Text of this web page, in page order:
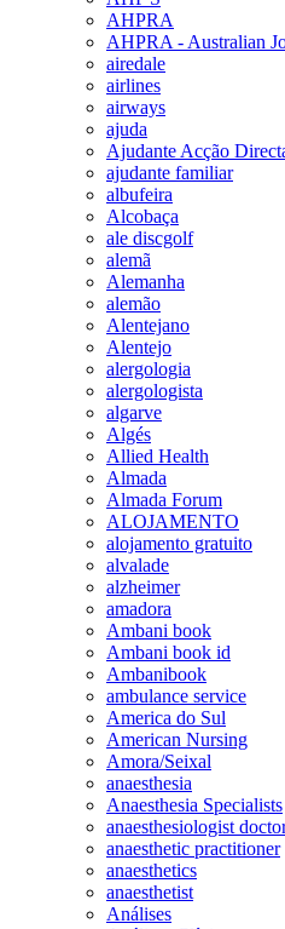
AHPRA
AHPRA - Australian
airedale
airlines
airways
ajuda
Ajudante Acção
ajudante familiar
albufeira
Alcobaça
ale discgolf
alemã
Alemanha
alemão
Alentejano
Alentejo
alergologia
alergologista
algarve
Algés
Allied Health
Almada
Almada Forum
ALOJAMENTO
alojamento gratuito
alvalade
alzheimer
amadora
Ambani book
Ambani book id
Ambanibook
ambulance service
America do Sul
American Nursing
Amora/Seixal
anaesthesia
Anaesthesia Specialists
anaesthesiologist
anaesthetic practitioner
anaesthetics
anaesthetist
Análises